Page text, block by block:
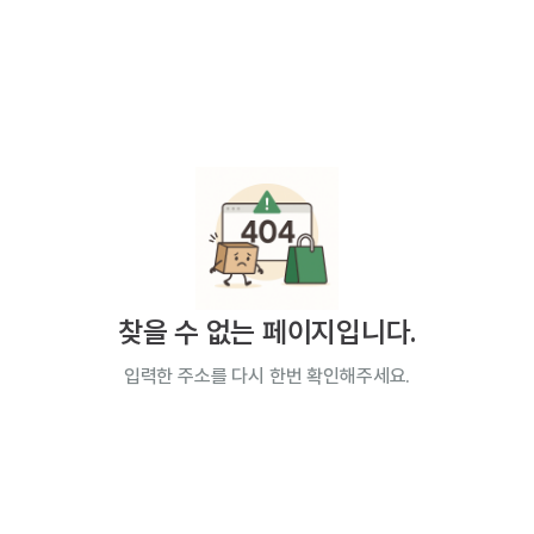
찾을 수 없는 페이지입니다.
입력한 주소를 다시 한번 확인해주세요.